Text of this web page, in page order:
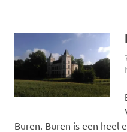
Buren. Buren is een heel